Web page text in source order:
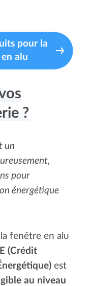
pour la
alu
?
un
pour
énergétique
fenêtre en alu
(Crédit
est
au niveau